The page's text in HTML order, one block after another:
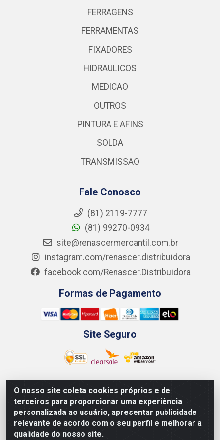
O nosso site coleta cookies próprios e de
terceiros para proporcionar uma experiência
personalizada ao usuário, apresentar publicidade
relevante de acordo com o seu perfil e melhorar a
qualidade do nosso site.
FERRAGENS
FERRAMENTAS
FIXADORES
HIDRAULICOS
MEDICAO
OUTROS
PINTURA E AFINS
SOLDA
TRANSMISSAO
Fale Conosco
(81) 2119-7777
(81) 99270-0934
site@renascermercantil.com.br
instagram.com/renascer.distribuidora
facebook.com/Renascer.Distribuidora
Formas de Pagamento
Site Seguro
Renascer Distribuidora - Rua São Miguel, 1845 -
Afogados - Recife / PE - CEP 50850-000 - CNPJ
07.264.693/0001-79